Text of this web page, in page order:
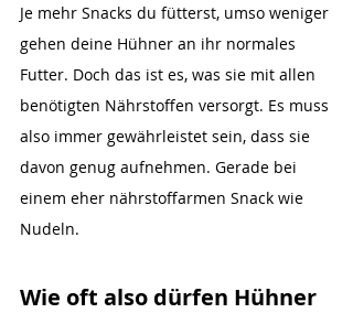
Je mehr Snacks du fütterst, umso weniger
gehen deine Hühner an ihr normales
Futter. Doch das ist es, was sie mit allen
benötigten Nährstoffen versorgt. Es muss
also immer gewährleistet sein, dass sie
davon genug aufnehmen. Gerade bei
einem eher nährstoffarmen Snack wie
Nudeln.
Wie oft also dürfen Hühner